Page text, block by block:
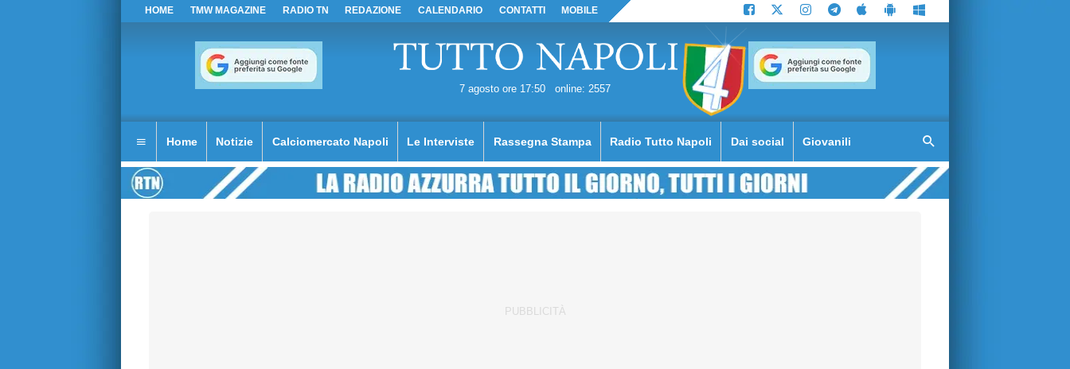
HOME TMW MAGAZINE RADIO TN REDAZIONE CALENDARIO CONTATTI MOBILE
7 agosto ore 17:50 online: 2557
Home Notizie Calciomercato Napoli Le Interviste Rassegna Stampa Radio Tutto Napoli Dai social Giovanili